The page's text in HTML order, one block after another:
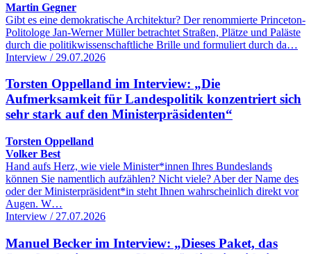
Martin Gegner
Gibt es eine demokratische Architektur? Der renommierte Princeton-
Politologe Jan-Werner Müller betrachtet Straßen, Plätze und Paläste
durch die politikwissenschaftliche Brille und formuliert durch da…
Interview / 29.07.2026
Torsten Oppelland im Interview: „Die
Aufmerksamkeit für Landespolitik konzentriert sich
sehr stark auf den Ministerpräsidenten“
Torsten Oppelland
Volker Best
Hand aufs Herz, wie viele Minister*innen Ihres Bundeslands
können Sie namentlich aufzählen? Nicht viele? Aber der Name des
oder der Ministerpräsident*in steht Ihnen wahrscheinlich direkt vor
Augen. W…
Interview / 27.07.2026
Manuel Becker im Interview: „Dieses Paket, das